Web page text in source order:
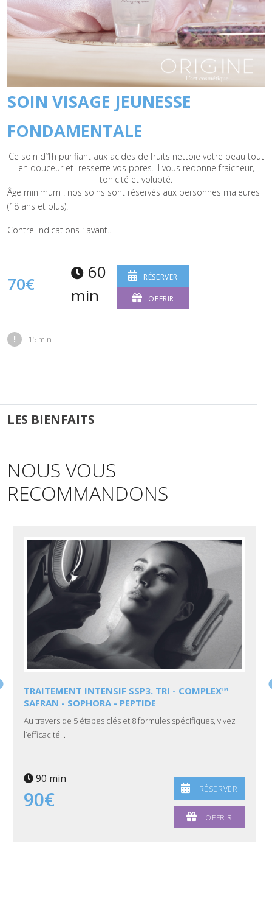
SOIN VISAGE JEUNESSE
FONDAMENTALE
Ce soin d’1h purifiant aux acides de fruits nettoie votre peau tout
en douceur et resserre vos pores. Il vous redonne fraicheur,
tonicité et volupté.
Âge minimum : nos soins sont réservés aux personnes majeures
(18 ans et plus).
Contre-indications : avant...
70€
60
min
RÉSERVER
OFFRIR
! 15 min
LES BIENFAITS
NOUS VOUS
RECOMMANDONS
TRAITEMENT INTENSIF SSP3. TRI - COMPLEX™ S
AFRAN - SOPHORA - PEPTIDE
Au travers de 5 étapes clés et 8 formules spécifiques, vivez
l’efficacité...
90 min
90€ RÉSERVER
OFFRIR